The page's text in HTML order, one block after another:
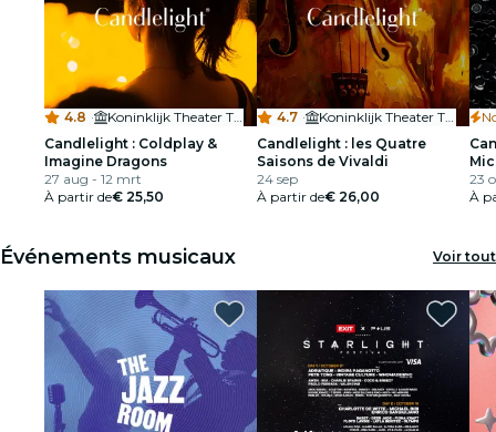
4.8 ·
Koninklijk Theater Tuschinski
Candlelight : Coldplay &
Imagine Dragons
27 aug - 12 mrt
À partir de€ 25,50
4.7 ·
Koninklijk Theater Tuschinski
Candlelight : les Quatre
Saisons de Vivaldi
24 sep
À partir de€ 26,00
23
À
Événements musicaux Voir tout